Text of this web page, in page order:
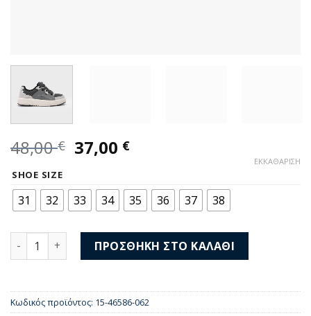
48,00€ Original
price
48,00 €.
37,00 €Η
είναι:
37,00 €.
SHOE SIZE
31 32 33 34 35 36 37 38
ΕΚΚΑΘΆΡΙΣΗ
Mayoral Sneakers 15-46586-062 ποσότητα
ΠΡΟΣΘΉΚΗ ΣΤΟ ΚΑΛΆΘΙ
Κωδικός προϊόντος: 15-46586-062